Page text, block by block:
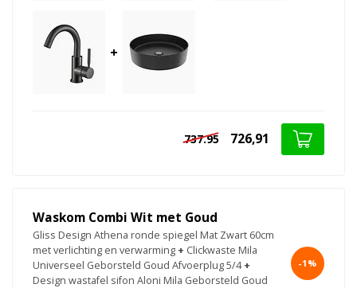
+
737.95 726,91
Waskom Combi Wit met Goud
Gliss Design Athena ronde spiegel Mat Zwart 60cm
met verlichting en verwarming + Clickwaste Mila
Universeel Geborsteld Goud Afvoerplug 5/4 +
Design wastafel sifon Aloni Mila Geborsteld Goud
-1%